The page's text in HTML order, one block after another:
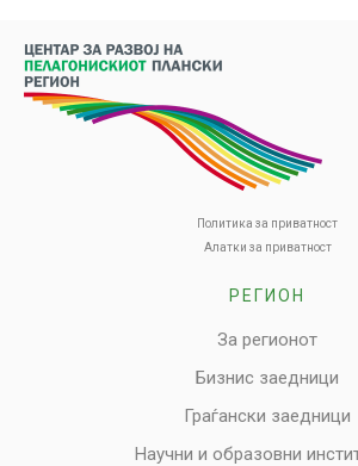
Политика за приватност
Алатки за приватност
РЕГИОН
За регионот
Бизнис заедници
Граѓански заедници
Научни и образовни